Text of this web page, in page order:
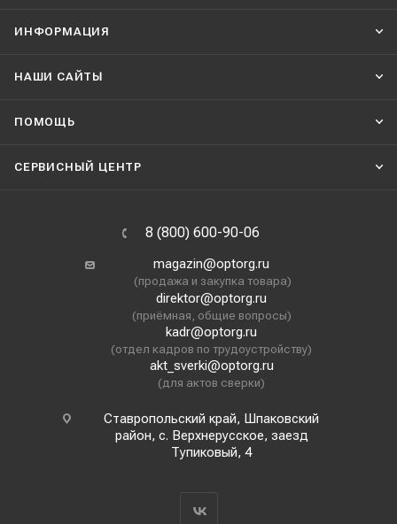
ИНФОРМАЦИЯ
НАШИ CАЙТЫ
ПОМОЩЬ
СЕРВИСНЫЙ ЦЕНТР
8 (800) 600-90-06
magazin@optorg.ru
(продажа и закупка товара)
direktor@optorg.ru
(приёмная, общие вопросы)
kadr@optorg.ru
(отдел кадров по трудоустройству)
akt_sverki@optorg.ru
(для актов сверки)
Ставропольский край, Шпаковский
район, с. Верхнерусское, заезд
Тупиковый, 4